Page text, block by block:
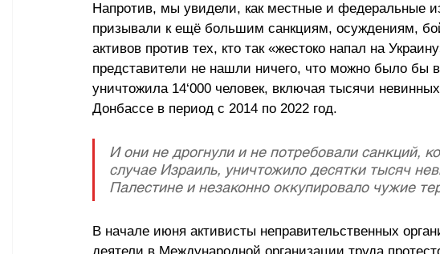
Напротив, мы увидели, как местные и федеральные
призывали к ещё большим санкциям, осуждениям,
активов против тех, кто так «жестоко напал на
представители не нашли ничего, что можно было бы
уничтожила 14‘000 человек, включая тысячи
Донбассе в период с 2014 по 2022 год.
И они не дрогнули и не потребовали санкций,
случае Израиль, уничтожило десятки тысяч
Палестине и незаконно оккупировало чужие
В начале июня активисты неправительственных